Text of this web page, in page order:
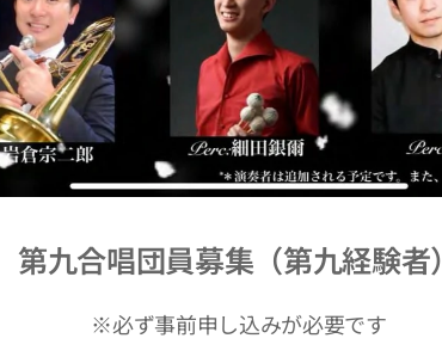
第九合唱団員募集（第九経験者）
※必ず事前申し込みが必要です